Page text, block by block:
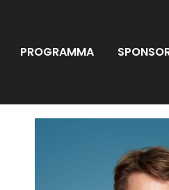
PROGRAMMA